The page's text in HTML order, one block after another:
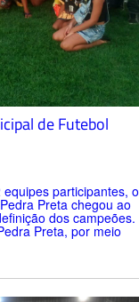
de Futebol
participantes, o
Preta chegou ao
dos campeões.
Preta, por meio